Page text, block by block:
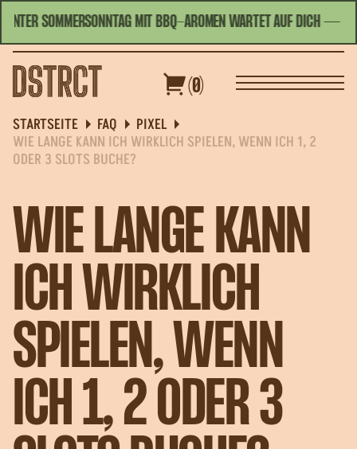
SOMMERSONNTAG MIT BBQ-AROMEN WARTET AUF DICH—
HEUTE GEÖFFNET | 09:00 - 01:30 DEUTSCH
GUTSCHEINE SPEZIALANGEBOTE
(0)
STARTSEITE FAQ
PIXEL
WIE LANGE KANN ICH WIRKLICH SPIELEN, WENN ICH 1, 2
ODER 3 SLOTS BUCHE?
WIE LANGE KANN
ICH WIRKLICH
SPIELEN, WENN
ICH 1, 2 ODER 3